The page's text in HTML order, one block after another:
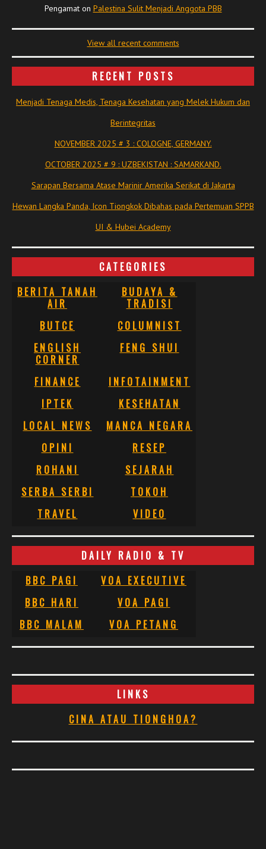
Pengamaton Palestina Sulit Menjadi Anggota PBB
View all recent comments
RECENT POSTS
Menjadi Tenaga Medis, Tenaga Kesehatan yang Melek Hukum dan
Berintegritas
NOVEMBER 2025 # 3 : COLOGNE, GERMANY.
OCTOBER 2025 # 9 : UZBEKISTAN : SAMARKAND.
Sarapan Bersama Atase Marinir Amerika Serikat di Jakarta
Hewan Langka Panda, Icon Tiongkok Dibahas pada Pertemuan SPPB
UI & Hubei Academy
CATEGORIES
BERITA TANAH
AIR
BUDAYA &
TRADISI
BUTCE
COLUMNIST
ENGLISH
CORNER
FENG SHUI
FINANCE
INFOTAINMENT
IPTEK
KESEHATAN
LOCAL NEWS
MANCA NEGARA
OPINI
RESEP
ROHANI
SEJARAH
SERBA SERBI
TOKOH
TRAVEL
VIDEO
DAILY RADIO & TV
BBC PAGI
VOA EXECUTIVE
BBC HARI
VOA PAGI
BBC MALAM
VOA PETANG
LINKS
CINA ATAU TIONGHOA?